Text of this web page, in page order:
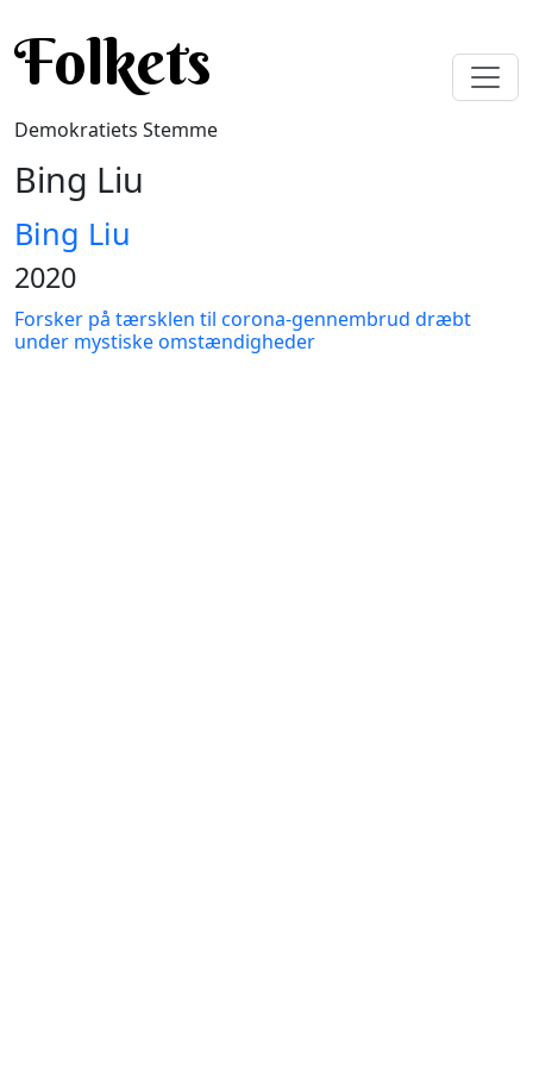
Folkets
Demokratiets Stemme
Bing Liu
Bing Liu
2020
Forsker på tærsklen til corona-gennembrud dræbt
under mystiske omstændigheder